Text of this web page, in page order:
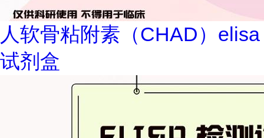
人软骨粘附素（CHAD）elisa
试剂盒